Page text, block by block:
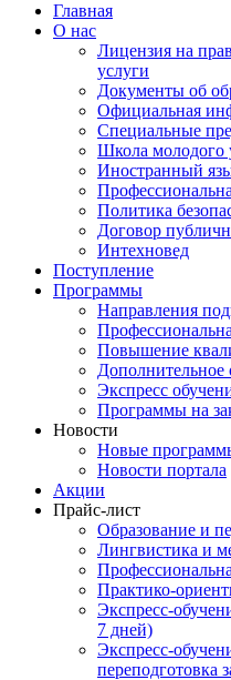
Главная
О нас
Лицензия на
услуги
Документы об
Официальная
Специальные
Школа молодого
Иностранный
Политика
Договор
Интехновед
Поступление
Программы
Направления
Повышение
Дополнительное
Экспресс
Программы на
Новости
Новые
Новости портала
Акции
Прайс-лист
Образование и
Лингвистика и
Практико-
Экспресс-
7 дней)
Экспресс-
переподготовка